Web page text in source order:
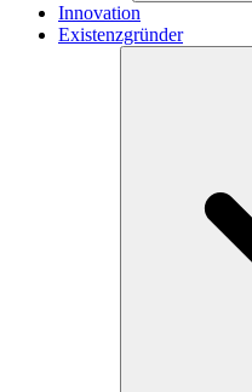
Innovation
Existenzgründer